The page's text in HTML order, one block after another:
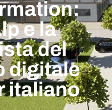
e la
del
digitale
italiano